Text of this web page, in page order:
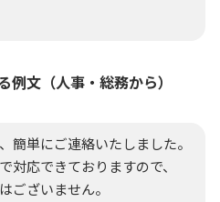
文（人事・総務から）
簡単にご連絡いたしました。
対応できておりますので、
ございません。